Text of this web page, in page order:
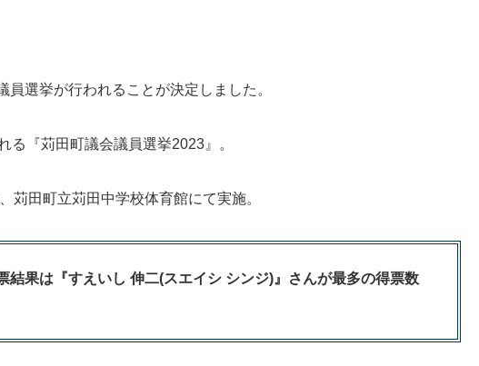
選挙が行われることが決定しました。
る『苅田町議会議員選挙2023』。
苅田町立苅田中学校体育館にて実施。
結果は『すえいし 伸二(スエイシ シンジ)』さんが最多の得票数